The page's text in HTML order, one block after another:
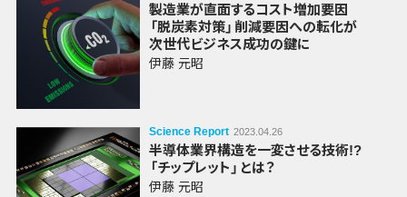
製造業が直面するコスト増加要因
「脱炭素対策」 削減要因への転化が
次世代ビジネス成功の鍵に
伊藤 元昭
Science Report 2023.04.26
半導体業界構造を一変させる技術!?
「チップレット」 とは？
伊藤 元昭